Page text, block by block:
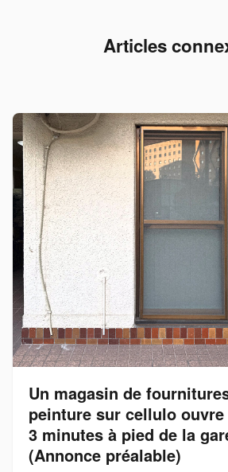
Articles
Un magasin de
peinture sur cellulo ouvre
3 minutes à pied de la
(Annonce préalable)